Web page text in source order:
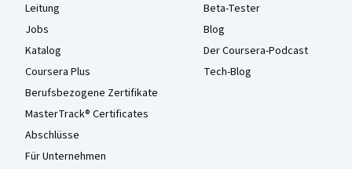
Leitung
Jobs
Katalog
Coursera Plus
Berufsbezogene Zertifikate
MasterTrack® Certificates
Abschlüsse
Für Unternehmen
Beta-Tester
Blog
Der Coursera-Podcast
Tech-Blog